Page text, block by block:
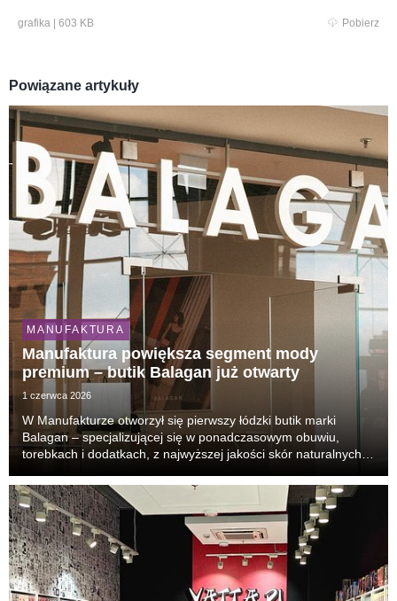
grafika 603 KB Pobierz
Powiązane artykuły
MANUFAKTURA
Manufaktura powiększa segment mody
premium – butik Balagan już otwarty
1 czerwca 2026
W Manufakturze otworzył się pierwszy łódzki butik marki
Balagan – specjalizującej się w ponadczasowym obuwiu,
torebkach i dodatkach, z najwyższej jakości skór naturalnych.
handlowej.